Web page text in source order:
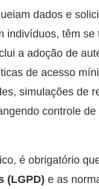
dados e
indivíduos, têm se
a adoção de
de acesso
simulações de
controle
é obrigatório
(LGPD) e as